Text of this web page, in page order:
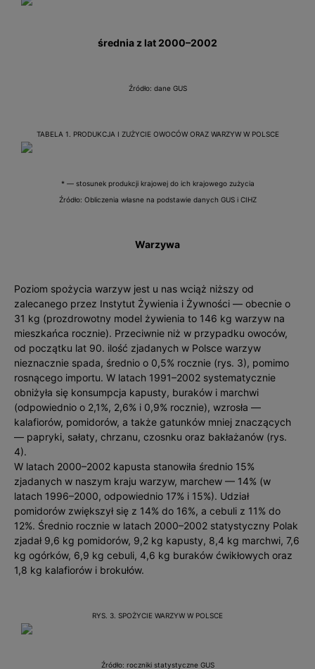
średnia z lat 2000–2002
Źródło: dane GUS
TABELA 1. PRODUKCJA I ZUŻYCIE OWOCÓW ORAZ WARZYW W POLSCE
* — stosunek produkcji krajowej do ich krajowego zużycia
Źródło: Obliczenia własne na podstawie danych GUS i CIHZ
Warzywa
Poziom spożycia warzyw jest u nas wciąż niższy od
zalecanego przez Instytut Żywienia i Żywności — obecnie o
31 kg (prozdrowotny model żywienia to 146 kg warzyw na
mieszkańca rocznie). Przeciwnie niż w przypadku owoców,
od początku lat 90. ilość zjadanych w Polsce warzyw
nieznacznie spada, średnio o 0,5% rocznie (rys. 3), pomimo
rosnącego importu. W latach 1991–2002 systematycznie
obniżyła się konsumpcja kapusty, buraków i marchwi
(odpowiednio o 2,1%, 2,6% i 0,9% rocznie), wzrosła —
kalafiorów, pomidorów, a także gatunków mniej znaczących
— papryki, sałaty, chrzanu, czosnku oraz bakłażanów (rys.
4).
W latach 2000–2002 kapusta stanowiła średnio 15%
zjadanych w naszym kraju warzyw, marchew — 14% (w
latach 1996–2000, odpowiednio 17% i 15%). Udział
pomidorów zwiększył się z 14% do 16%, a cebuli z 11% do
12%. Średnio rocznie w latach 2000–2002 statystyczny Polak
zjadał 9,6 kg pomidorów, 9,2 kg kapusty, 8,4 kg marchwi, 7,6
kg ogórków, 6,9 kg cebuli, 4,6 kg buraków ćwikłowych oraz
1,8 kg kalafiorów i brokułów.
RYS. 3. SPOŻYCIE WARZYW W POLSCE
Źródło: roczniki statystyczne GUS